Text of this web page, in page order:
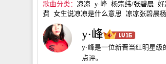
歌曲分类： 凉凉 y·峰 杨宗纬/张碧晨 好
费 女生说凉凉是什么意思 凉凉张碧晨
y·峰
y·峰是一位新晋当红明星级
点评。